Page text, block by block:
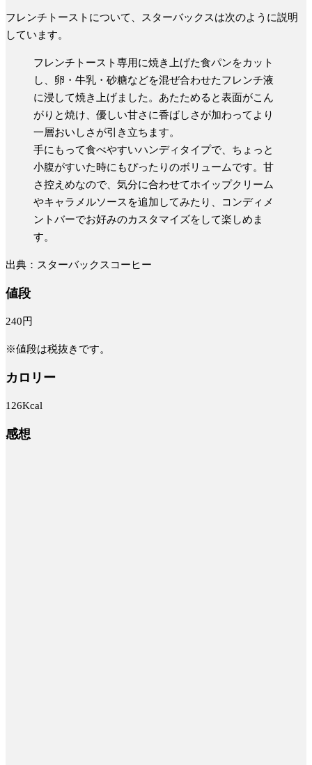
フレンチトーストについて、スターバックスは次のように説明
しています。
フレンチトースト専用に焼き上げた食パンをカット
し、卵・牛乳・砂糖などを混ぜ合わせたフレンチ液
に浸して焼き上げました。あたためると表面がこん
がりと焼け、優しい甘さに香ばしさが加わってより
一層おいしさが引き立ちます。
手にもって食べやすいハンディタイプで、ちょっと
小腹がすいた時にもぴったりのボリュームです。甘
さ控えめなので、気分に合わせてホイップクリーム
やキャラメルソースを追加してみたり、コンディメ
ントバーでお好みのカスタマイズをして楽しめま
す。
出典：スターバックスコーヒー
値段
240円
※値段は税抜きです。
カロリー
126Kcal
感想